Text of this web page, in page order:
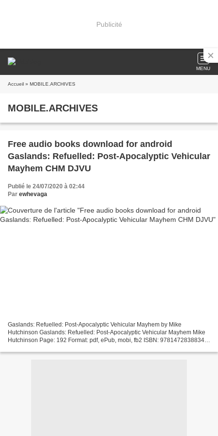
Publicité
MENU
Accueil » MOBILE.ARCHIVES
MOBILE.ARCHIVES
Free audio books download for android
Gaslands: Refuelled: Post-Apocalyptic Vehicular
Mayhem CHM DJVU
Publié le 24/07/2020 à 02:44
Par ewhevaga
Gaslands: Refuelled: Post-Apocalyptic Vehicular Mayhem by Mike
Hutchinson Gaslands: Refuelled: Post-Apocalyptic Vehicular Mayhem Mike
Hutchinson Page: 192 Format: pdf, ePub, mobi, fb2 ISBN: 9781472838834